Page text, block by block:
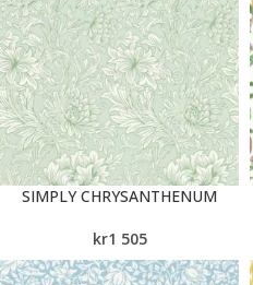
SIMPLY CHRYSANTHENUM
kr1 505